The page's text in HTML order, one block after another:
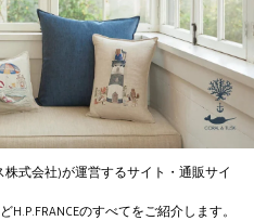
株式会社)が運営するサイト・通販サイ
のすべてをご紹介します。